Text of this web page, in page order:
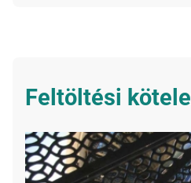
Feltöltési